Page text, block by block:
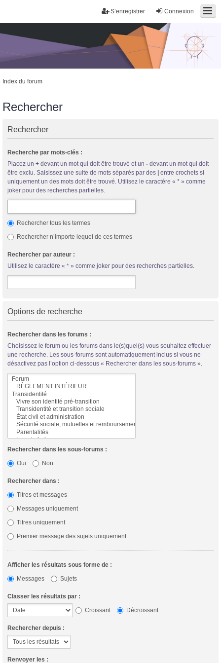
Connexion
S’enregistrer
Trans District
Forum d'information sur les transidentités masculines FtM/FtX/Ft*
Index du forum
Rechercher
Rechercher
Recherche par mots-clés :
Placez un + devant un mot qui doit être trouvé et un - devant un mot qui doit
être exclu. Saisissez une suite de mots séparés par des | entre crochets si
uniquement un des mots doit être trouvé. Utilisez le caractère « * » comme
joker pour des recherches partielles.
Rechercher tous les termes
Rechercher n’importe lequel de ces termes
Rechercher par auteur :
Utilisez le caractère « * » comme joker pour des recherches partielles.
Options de recherche
Rechercher dans les forums :
Choisissez le forum ou les forums dans le(s)quel(s) vous souhaitez effectuer
une recherche. Les sous-forums sont automatiquement inclus si vous ne
désactivez pas l’option ci-dessous « Rechercher dans les sous-forums ».
Rechercher dans les sous-forums :
Oui
Non
Rechercher dans :
Titres et messages
Messages uniquement
Titres uniquement
Premier message des sujets uniquement
Afficher les résultats sous forme de :
Messages
Sujets
Classer les résultats par :
Croissant
Décroissant
Rechercher depuis :
Renvoyer les :